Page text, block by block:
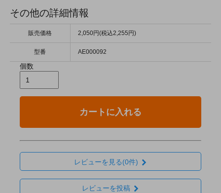
その他の詳細情報
販売価格 2,050円(税込2,255円)
型番 AE000092
個数
カートに入れる
レビューを見る(0件)
レビューを投稿